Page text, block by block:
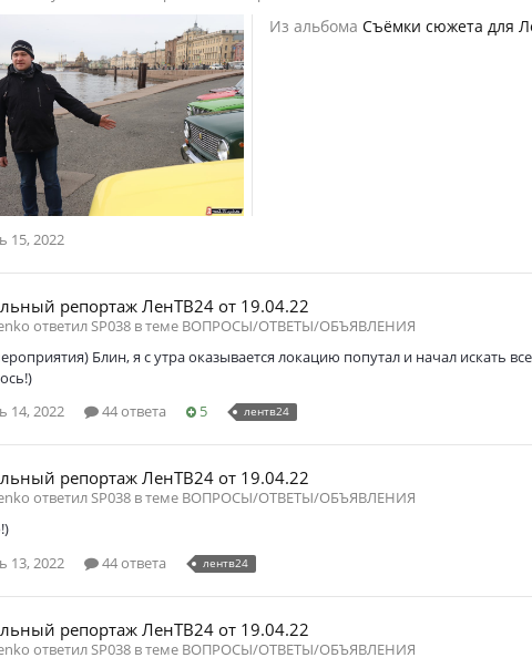
Из альбома Съёмки сюжета для
15, 2022
репортаж ЛенТВ24 от 19.04.22
ответил SP038 в теме ВОПРОСЫ/ОТВЕТЫ/ОБЪЯВЛЕНИЯ
Блин, я с утра оказывается локацию попутал и начал искать
14, 2022
44 ответа 5 лентв24
репортаж ЛенТВ24 от 19.04.22
ответил SP038 в теме ВОПРОСЫ/ОТВЕТЫ/ОБЪЯВЛЕНИЯ
13, 2022
44 ответа лентв24
репортаж ЛенТВ24 от 19.04.22
ответил SP038 в теме ВОПРОСЫ/ОТВЕТЫ/ОБЪЯВЛЕНИЯ